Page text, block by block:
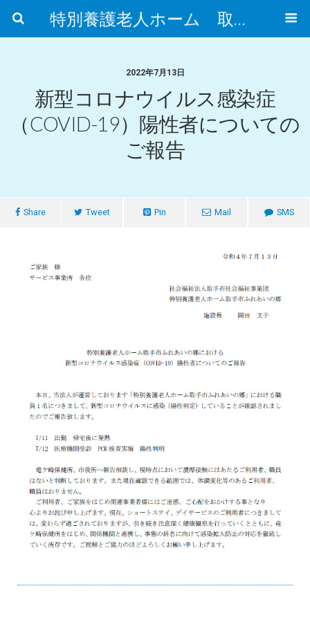
特別養護老人ホーム 取手市ふれあいの郷
2022年7月13日
新型コロナウイルス感染症
（COVID-19）陽性者についての
ご報告
Share Tweet Pin Mail SMS